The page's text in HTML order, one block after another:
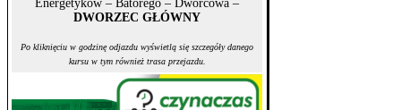
Energetyków – Batorego – Dworcowa –
DWORZEC GŁÓWNY
Po kliknięciu w godzinę odjazdu wyświetlą się szczegóły danego
kursu w tym również trasa przejazdu.